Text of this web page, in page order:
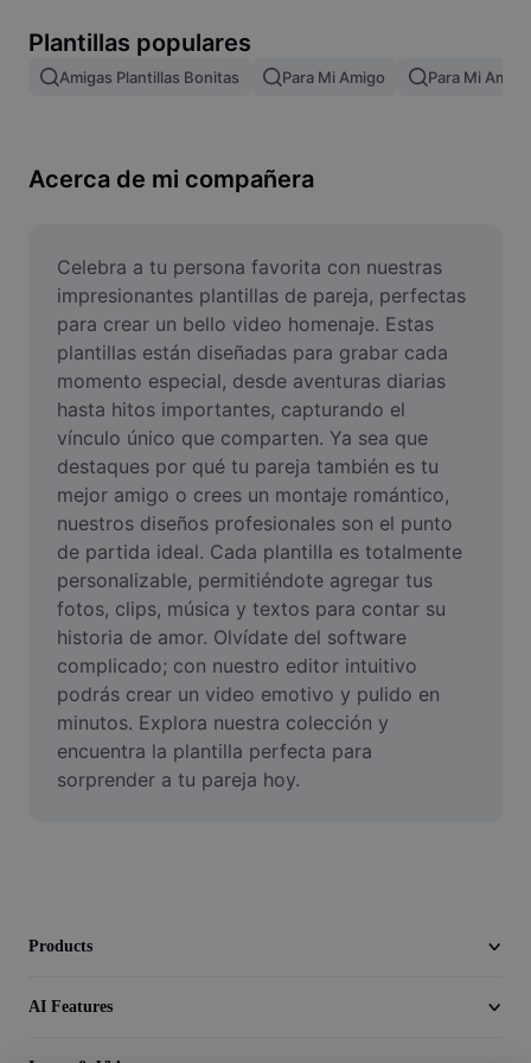
Image merge
Resize Image
Meme Generator
AI Text Remover
AI People Remover
AI Inpainting
Face Cutout
Video
Remove video BG
Enhance quality
Video Editor
Trim Video
Add Subtitles To Video
Plantillas populares
Amigas Plantillas Bonitas Para Mi Amigo Para Mi Amiga
Acerca de mi compañera
Celebra a tu persona favorita con nuestras
impresionantes plantillas de pareja, perfectas
para crear un bello video homenaje. Estas
plantillas están diseñadas para grabar cada
momento especial, desde aventuras diarias
hasta hitos importantes, capturando el
vínculo único que comparten. Ya sea que
destaques por qué tu pareja también es tu
mejor amigo o crees un montaje romántico,
nuestros diseños profesionales son el punto
de partida ideal. Cada plantilla es totalmente
personalizable, permitiéndote agregar tus
fotos, clips, música y textos para contar su
historia de amor. Olvídate del software
complicado; con nuestro editor intuitivo
podrás crear un video emotivo y pulido en
minutos. Explora nuestra colección y
encuentra la plantilla perfecta para
sorprender a tu pareja hoy.
Products
AI Features